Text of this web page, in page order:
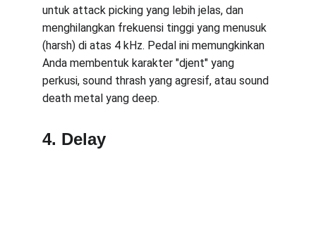
untuk attack picking yang lebih jelas, dan
menghilangkan frekuensi tinggi yang menusuk
(harsh) di atas 4 kHz. Pedal ini memungkinkan
Anda membentuk karakter "djent" yang
perkusi, sound thrash yang agresif, atau sound
death metal yang deep.
4. Delay